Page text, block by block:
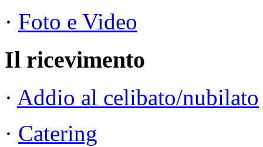
· Foto e Video
Il ricevimento
· Addio al celibato/nubilato
· Catering